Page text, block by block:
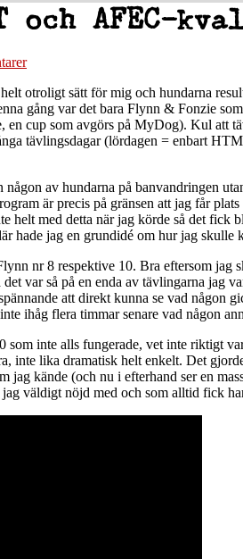
och AFEC-
otroligt sätt för mig och hundarna
gång var det bara Flynn & Fonzie
cup som avgörs på MyDog). Kul att
tävlingsdagar (lördagen = enbart
av hundarna på banvandringen
är precis på gränsen att jag får
helt med detta när jag körde så det
hade jag en grundidé om hur jag
nr 8 respektive 10. Bra eftersom
var så på en enda av tävlingarna jag
att direkt kunna se vad
ihåg flera timmar senare vad någon
inte alls fungerade, vet inte riktigt
inte lika dramatisk helt enkelt. Det
kände (och nu i efterhand ser en
väldigt nöjd med och som alltid fick